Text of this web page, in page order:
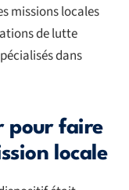
missions locales
de lutte
dans
pour faire
locale